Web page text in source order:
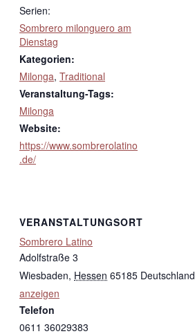
Serien:
Sombrero milonguero am
Dienstag
Kategorien:
Milonga, Traditional
Veranstaltung-Tags:
Milonga
Website:
https://www.sombrerolatino
.de/
VERANSTALTUNGSORT
Sombrero Latino
Adolfstraße 3
Wiesbaden, Hessen 65185 Deutschland
anzeigen
Telefon
0611 36029383